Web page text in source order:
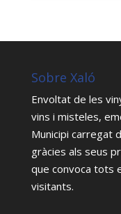
Sobre Xaló
Envoltat de les
vins i misteles,
Municipi carregat
gràcies als seus
que convoca tots
visitants.